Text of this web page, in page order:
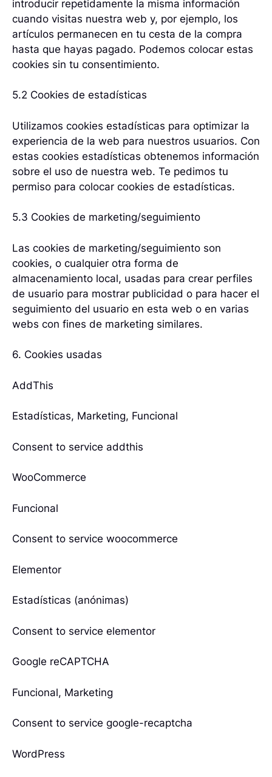
introducir repetidamente la misma información
cuando visitas nuestra web y, por ejemplo, los
artículos permanecen en tu cesta de la compra
hasta que hayas pagado. Podemos colocar estas
cookies sin tu consentimiento.
5.2 Cookies de estadísticas
Utilizamos cookies estadísticas para optimizar la
experiencia de la web para nuestros usuarios. Con
estas cookies estadísticas obtenemos información
sobre el uso de nuestra web. Te pedimos tu
permiso para colocar cookies de estadísticas.
5.3 Cookies de marketing/seguimiento
Las cookies de marketing/seguimiento son
cookies, o cualquier otra forma de
almacenamiento local, usadas para crear perfiles
de usuario para mostrar publicidad o para hacer el
seguimiento del usuario en esta web o en varias
webs con fines de marketing similares.
6. Cookies usadas
AddThis
Estadísticas, Marketing, Funcional
Consent to service addthis
WooCommerce
Funcional
Consent to service woocommerce
Elementor
Estadísticas (anónimas)
Consent to service elementor
Google reCAPTCHA
Funcional, Marketing
Consent to service google-recaptcha
WordPress